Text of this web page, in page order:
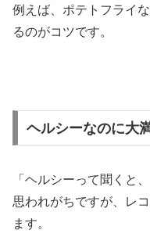
例えば、ポテトフライ
るのがコツです。
ヘルシーなのに大
「ヘルシーって聞くと
思われがちですが、レ
ます。